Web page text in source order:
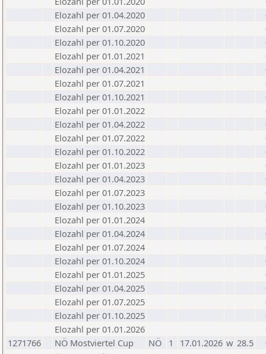
Elozahl per 01.04.2020
Elozahl per 01.07.2020
Elozahl per 01.10.2020
Elozahl per 01.01.2021
Elozahl per 01.04.2021
Elozahl per 01.07.2021
Elozahl per 01.10.2021
Elozahl per 01.01.2022
Elozahl per 01.04.2022
Elozahl per 01.07.2022
Elozahl per 01.10.2022
Elozahl per 01.01.2023
Elozahl per 01.04.2023
Elozahl per 01.07.2023
Elozahl per 01.10.2023
Elozahl per 01.01.2024
Elozahl per 01.04.2024
Elozahl per 01.07.2024
Elozahl per 01.10.2024
Elozahl per 01.01.2025
Elozahl per 01.04.2025
Elozahl per 01.07.2025
Elozahl per 01.10.2025
Elozahl per 01.01.2026
1271766
NÖ Mostviertel Cup NÖ 1 17.01.2026 w 28.5